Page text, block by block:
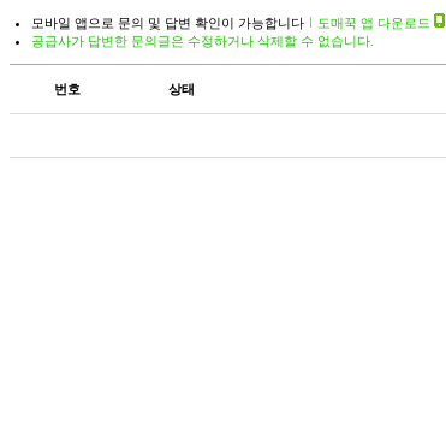
모바일 앱으로 문의 및 답변 확인이 가능합니다
도매꾹 앱 다운로드
공급사가 답변한 문의글은 수정하거나 삭제할 수 없습니다.
번호 상태